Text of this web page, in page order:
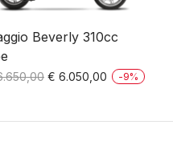
Beverly 310cc
Oorspronkelijke
€ 6.050,00 Huidige
-9%